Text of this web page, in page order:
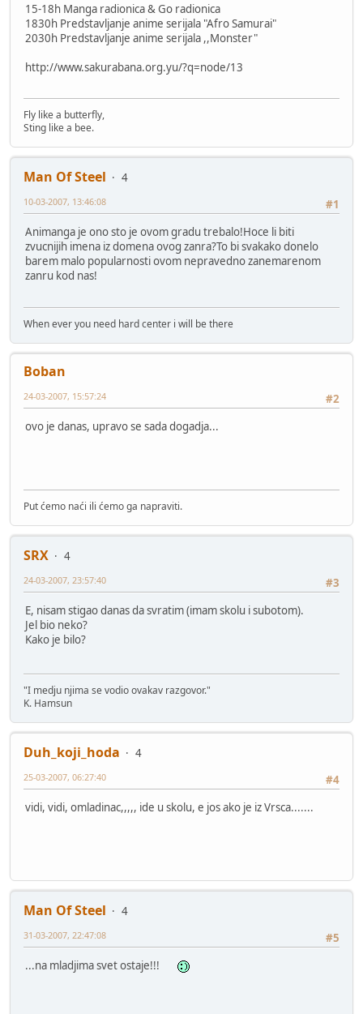
15-18h Manga radionica & Go radionica
1830h Predstavljanje anime serijala "Afro Samurai"
2030h Predstavljanje anime serijala ,,Monster"
http://www.sakurabana.org.yu/?q=node/13
Fly like a butterfly,
Sting like a bee.
Man Of Steel
4
#1
10-03-2007, 13:46:08
Animanga je ono sto je ovom gradu trebalo!Hoce li biti
zvucnijih imena iz domena ovog zanra?To bi svakako donelo
barem malo popularnosti ovom nepravedno zanemarenom
zanru kod nas!
When ever you need hard center i will be there
Boban
#2
24-03-2007, 15:57:24
ovo je danas, upravo se sada dogadja...
Put ćemo naći ili ćemo ga napraviti.
SRX
4
#3
24-03-2007, 23:57:40
E, nisam stigao danas da svratim (imam skolu i subotom).
Jel bio neko?
Kako je bilo?
"I medju njima se vodio ovakav razgovor."
K. Hamsun
Duh_koji_hoda
4
#4
25-03-2007, 06:27:40
vidi, vidi, omladinac,,,,, ide u skolu, e jos ako je iz Vrsca.......
Man Of Steel
4
#5
31-03-2007, 22:47:08
...na mladjima svet ostaje!!!